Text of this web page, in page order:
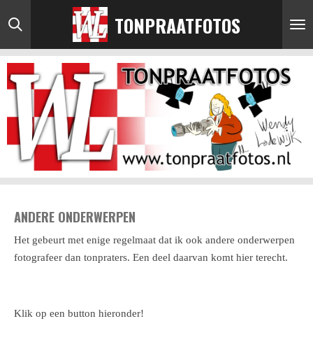
Ga
direct
naar
hoofdinhoud
TONPRAATFOTOS
ANDERE ONDERWERPEN
Het gebeurt met enige regelmaat dat ik ook andere onderwerpen
fotografeer dan tonpraters. Een deel daarvan komt hier terecht.
Klik op een button hieronder!